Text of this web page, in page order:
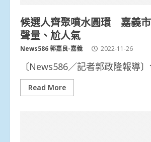
候選人齊聚噴水圓環 嘉義
聲量、尬人氣
News586 郭嘉良-嘉義 2022-11-26
〔News586／記者郭政隆報導
Read More